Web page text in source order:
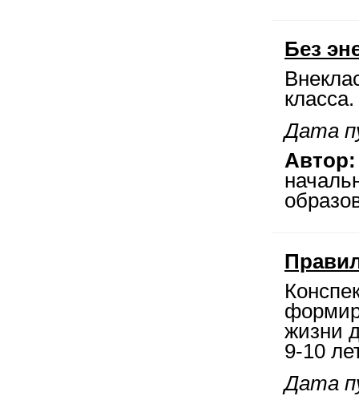
Без
класса.
Дата
Автор:
жизни
9-10
Дата